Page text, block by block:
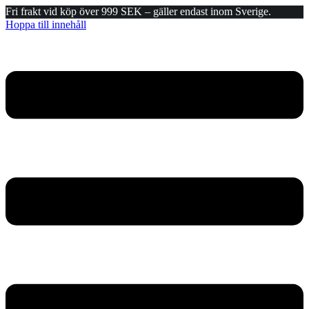
Fri frakt vid köp över 999 SEK – gäller endast inom Sverige.
Hoppa till innehåll